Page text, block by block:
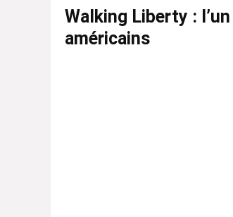
Walking Liberty :
américains